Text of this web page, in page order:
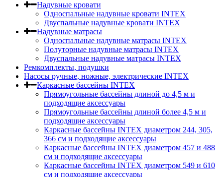
Надувные кровати
Односпальные надувные кровати INTEX
Двуспальные надувные кровати INTEX
Надувные матрасы
Односпальные надувные матрасы INTEX
Полуторные надувные матрасы INTEX
Двуспальные надувные матрасы INTEX
Ремкомплекты, подушки
Насосы ручные, ножные, электрические INTEX
Каркасные бассейны INTEX
Прямоугольные бассейны длиной до 4,5 м и
подходящие аксессуары
Прямоугольные бассейны длиной более 4,5 м и
подходящие аксессуары
Каркасные бассейны INTEX диаметром 244, 305,
366 см и подходящие аксессуары
Каркасные бассейны INTEX диаметром 457 и 488
cм и подходящие аксессуары
Каркасные бассейны INTEX диаметром 549 и 610
см и подходящие аксессуары